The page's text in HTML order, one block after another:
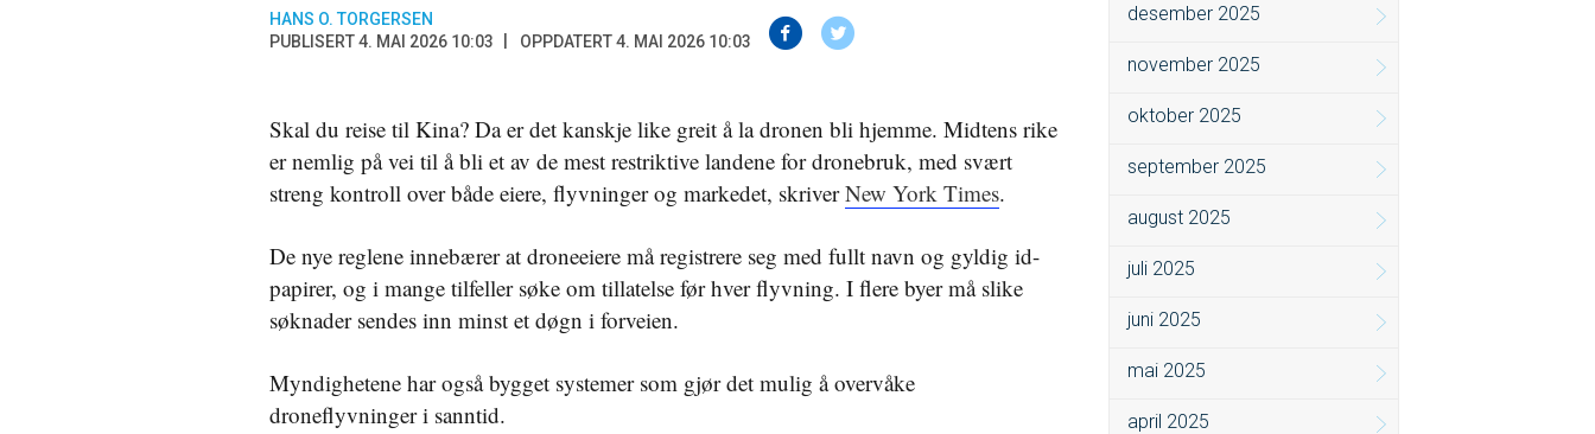
HANS O. TORGERSEN
PUBLISERT 4. MAI 2026 10:03
OPPDATERT 4. MAI 2026 10:03
Skal du reise til Kina? Da er det kanskje like greit å la dronen bli hjemme. Midtens rike
er nemlig på vei til å bli et av de mest restriktive landene for dronebruk, med svært
streng kontroll over både eiere, flyvninger og markedet, skriverNew York Times.
De nye reglene innebærer at droneeiere må registrere seg med fullt navn og gyldig id-
papirer, og i mange tilfeller søke om tillatelse før hver flyvning. I flere byer må slike
søknader sendes inn minst et døgn i forveien.
Myndighetene har også bygget systemer som gjør det mulig å overvåke
droneflyvninger i sanntid.
desember 2025
november 2025
oktober 2025
september 2025
august 2025
juli 2025
juni 2025
mai 2025
april 2025